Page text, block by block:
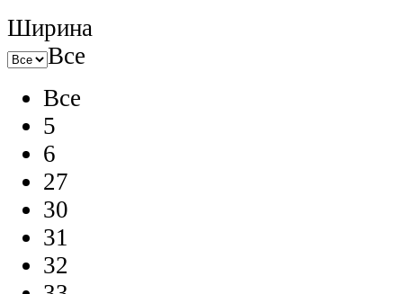
Ширина
Все
Все
5
6
27
30
31
32